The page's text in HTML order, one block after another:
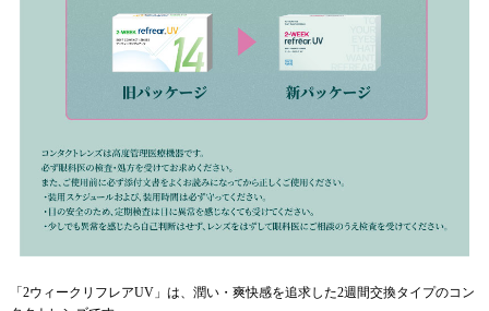
「2ウィークリフレアUV」は、潤い・爽快感を追求した2週間交換タイプのコン